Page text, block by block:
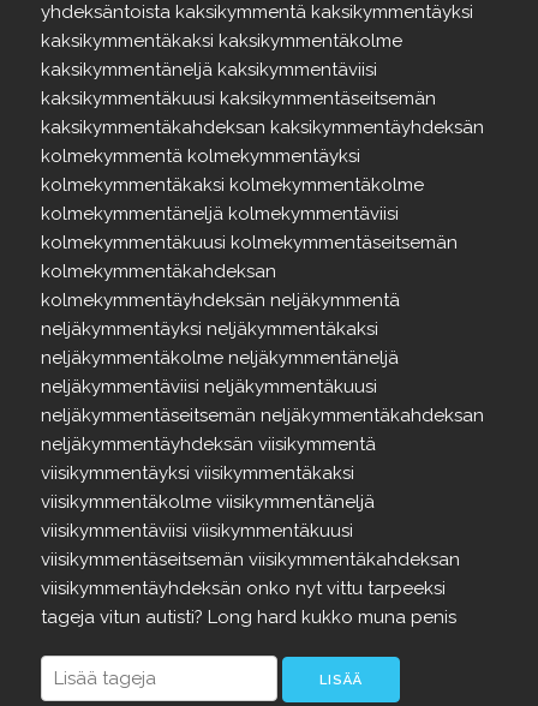
yhdeksäntoista kaksikymmentä kaksikymmentäyksi
kaksikymmentäkaksi kaksikymmentäkolme
kaksikymmentäneljä kaksikymmentäviisi
kaksikymmentäkuusi kaksikymmentäseitsemän
kaksikymmentäkahdeksan kaksikymmentäyhdeksän
kolmekymmentä kolmekymmentäyksi
kolmekymmentäkaksi kolmekymmentäkolme
kolmekymmentäneljä kolmekymmentäviisi
kolmekymmentäkuusi kolmekymmentäseitsemän
kolmekymmentäkahdeksan
kolmekymmentäyhdeksän neljäkymmentä
neljäkymmentäyksi neljäkymmentäkaksi
neljäkymmentäkolme neljäkymmentäneljä
neljäkymmentäviisi neljäkymmentäkuusi
neljäkymmentäseitsemän neljäkymmentäkahdeksan
neljäkymmentäyhdeksän viisikymmentä
viisikymmentäyksi viisikymmentäkaksi
viisikymmentäkolme viisikymmentäneljä
viisikymmentäviisi viisikymmentäkuusi
viisikymmentäseitsemän viisikymmentäkahdeksan
viisikymmentäyhdeksän onko nytvittu tarpeeksi
tageja vitun autisti? Long hard kukko muna penis